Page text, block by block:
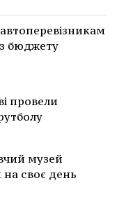
бюджету
провели
музей
своє день